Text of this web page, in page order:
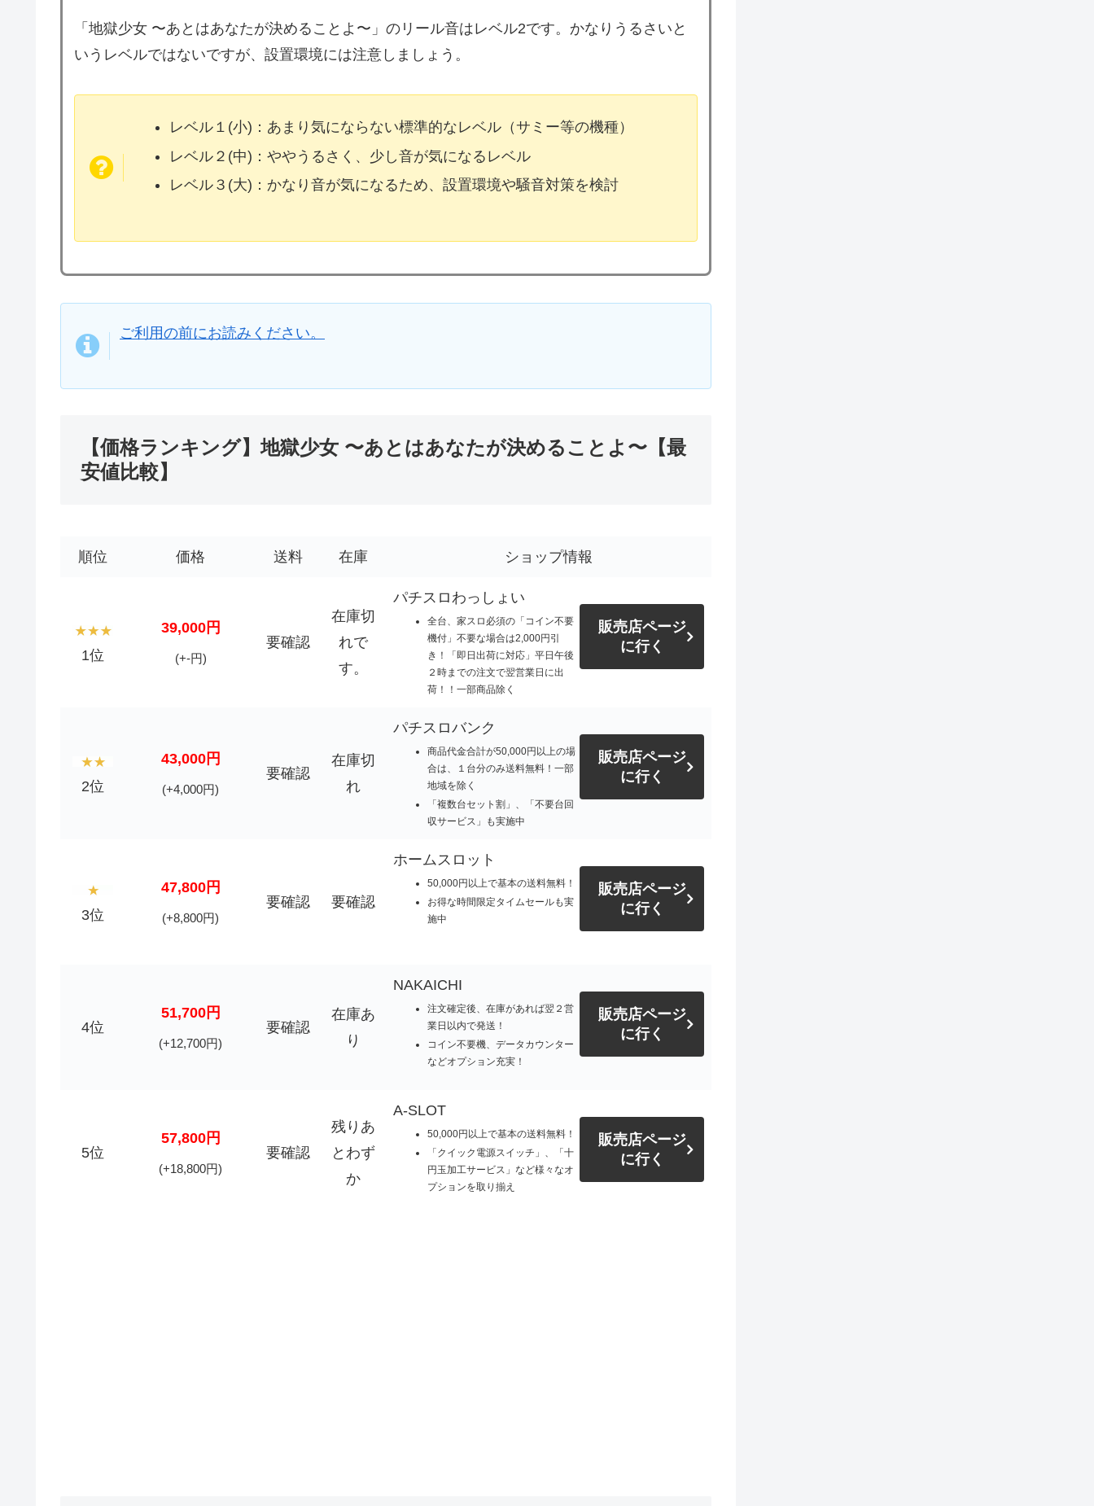
「地獄少女 〜あとはあなたが決めることよ〜」のリール音はレベル2です。かなりうるさいと
いうレベルではないですが、設置環境には注意しましょう。
レベル１(小)：あまり気にならない標準的なレベル（サミー等の機種）
レベル２(中)：ややうるさく、少し音が気になるレベル
レベル３(大)：かなり音が気になるため、設置環境や騒音対策を検討
ご利用の前にお読みください。
【価格ランキング】地獄少女 〜あとはあなたが決めることよ〜【最
安値比較】
順位 価格 送料 在庫 ショップ情報
1位
39,000円
(+-円)
要確認
在庫切
れで
す。
パチスロわっしょい
全台、家スロ必須の「コイン不要
機付」不要な場合は2,000円引
き！「即日出荷に対応」平日午後
２時までの注文で翌営業日に出
荷！！一部商品除く
販売店ページ
に行く
2位
43,000円
(+4,000円)
要確認
在庫切
れ
パチスロバンク
商品代金合計が50,000円以上の場
合は、１台分のみ送料無料！一部
地域を除く
「複数台セット割」、「不要台回
収サービス」も実施中
販売店ページ
に行く
3位
47,800円
(+8,800円)
要確認 要確認
ホームスロット
50,000円以上で基本の送料無料！
お得な時間限定タイムセールも実
施中
販売店ページ
に行く
4位
51,700円
(+12,700円)
要確認
在庫あ
り
NAKAICHI
注文確定後、在庫があれば翌２営
業日以内で発送！
コイン不要機、データカウンター
などオプション充実！
販売店ページ
に行く
5位
57,800円
(+18,800円)
要確認
残りあ
とわず
か
A-SLOT
50,000円以上で基本の送料無料！
「クイック電源スイッチ」、「十
円玉加工サービス」など様々なオ
プションを取り揃え
販売店ページ
に行く